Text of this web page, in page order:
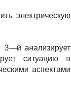
электрическую
3—й анализирует
ситуацию в
аспектами